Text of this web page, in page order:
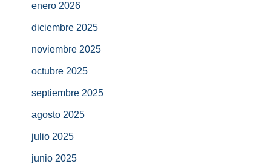
enero 2026
diciembre 2025
noviembre 2025
octubre 2025
septiembre 2025
agosto 2025
julio 2025
junio 2025